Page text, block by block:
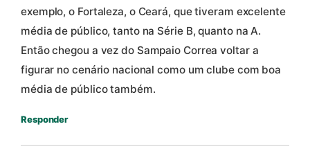
exemplo, o Fortaleza, o Ceará, que tiveram excelente
média de público, tanto na Série B, quanto na A.
Então chegou a vez do Sampaio Correa voltar a
figurar no cenário nacional como um clube com boa
média de público também.
Responder